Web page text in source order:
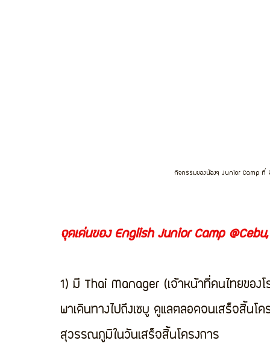
กิจกรรมของน้องๆ Junior Camp ที่
จุดเด่นของ English Junior Camp
1) มี Thai Manager (เจ้าหน้าที่คนไทยขอ
พาเดินทางไปถึงเซบู ดูแลตลอดจนเสร็จสิ้น
สุวรรณภูมิในวันเสร็จสิ้นโครงการ